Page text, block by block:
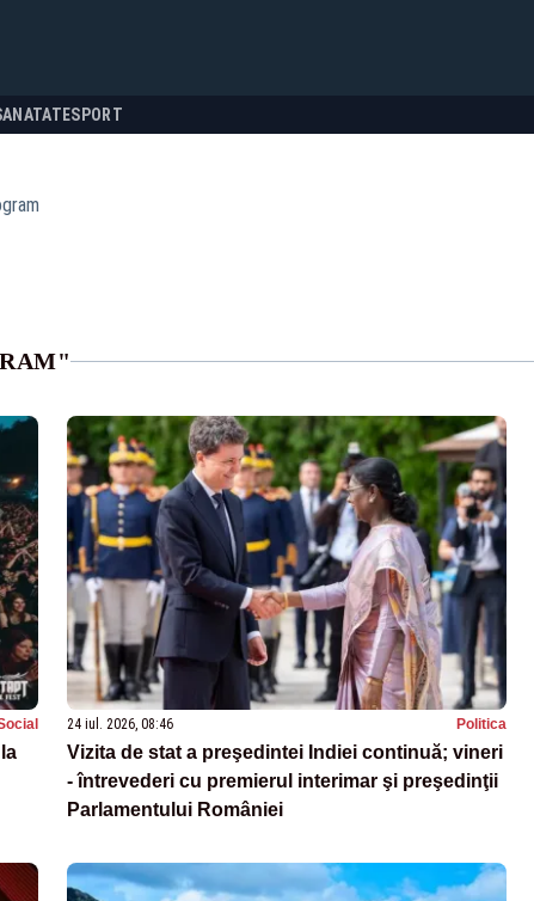
SPORT
24 iul. 2026, 08:46 Politica
Vizita de stat a preşedintei Indiei continuă; vineri
- întrevederi cu premierul interimar şi preşedinţii
Parlamentului României